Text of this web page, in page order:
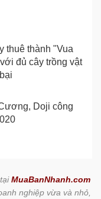
thuê thành "Vua
đủ cây trồng vật
Doji công
MuaBanNhanh.com
nghiệp vừa và nhỏ,